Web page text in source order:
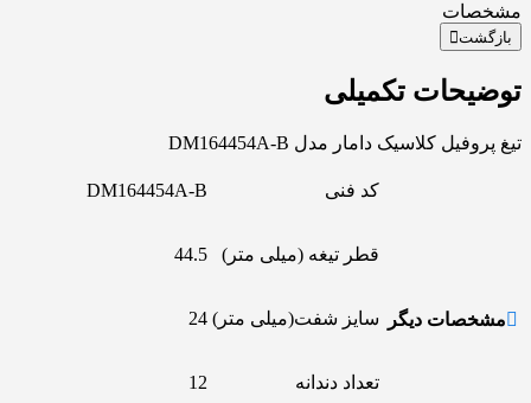
مشخصات
بازگشت
توضیحات تکمیلی
تیغ پروفیل کلاسیک دامار مدل DM164454A-B
مشخصات دیگر
کد فنی DM164454A-B
قطر تیغه (میلی متر) 44.5
سایز شفت(میلی متر) 24
تعداد دندانه 12